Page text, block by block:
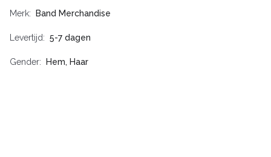
Merk Band Merchandise
Levertijd 5-7 dagen
Gender Hem, Haar